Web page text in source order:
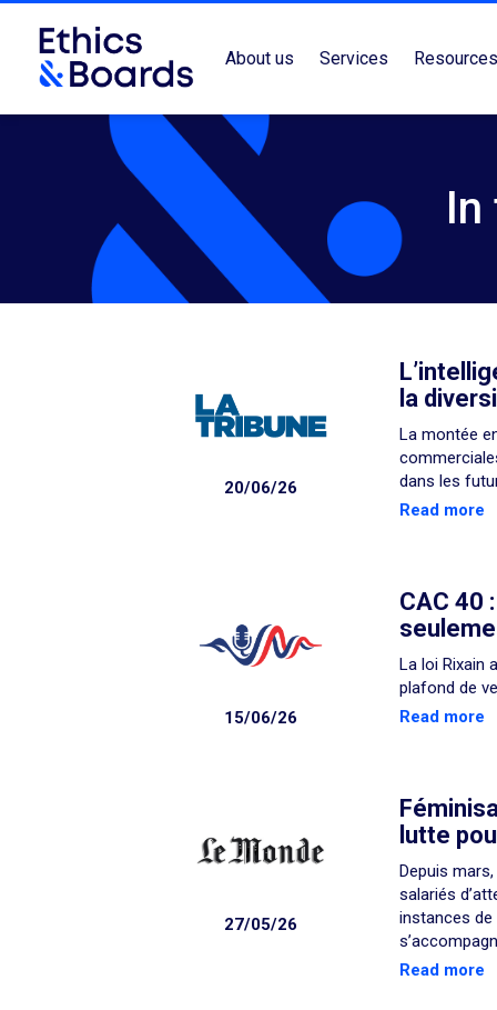
About us Services Resources
In
la
La montée
dans les
Read more
20/06/26
CAC 40
La loi Rixain
plafond de
Read more
15/06/26
lutte
Depuis
salariés
instances
Read more
27/05/26